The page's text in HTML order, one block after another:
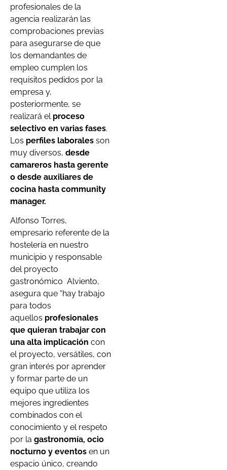
profesionales de la
agencia realizarán las
comprobaciones previas
para asegurarse de que
los demandantes de
empleo cumplen los
requisitos pedidos por la
empresa y,
posteriormente, se
realizará el proceso
selectivo en varias fases.
Los perfiles laborales son
muy diversos, desde
camareros hasta gerente
o desde auxiliares de
cocina hasta community
manager.
Alfonso Torres,
empresario referente de la
hostelería en nuestro
municipio y responsable
del proyecto
gastronómico Alviento,
asegura que “hay trabajo
para todos
aquellos profesionales
que quieran trabajar con
una alta implicación con
el proyecto, versátiles, con
gran interés por aprender
y formar parte de un
equipo que utiliza los
mejores ingredientes
combinados con el
conocimiento y el respeto
por la gastronomía, ocio
nocturno y eventos en un
espacio único, creando